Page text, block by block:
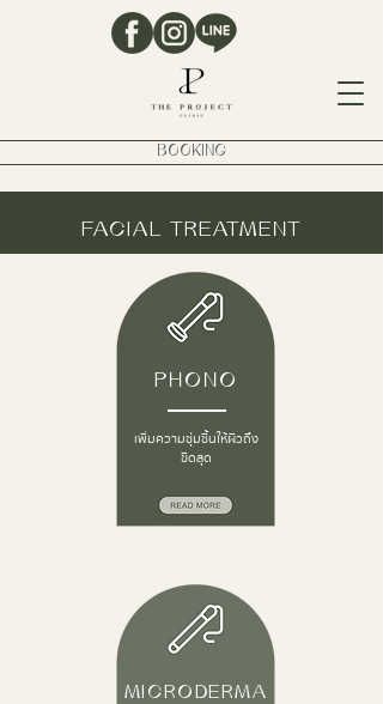
BOOKING
FACIAL TREATMENT
เพิ่มความชุ่มชื้นให้ผิวถึง
ขีดสุด
PHONO
MICRODERMA